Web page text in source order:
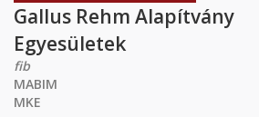
Gallus Rehm Alapítvány
Egyesületek
fib
MABIM
MKE